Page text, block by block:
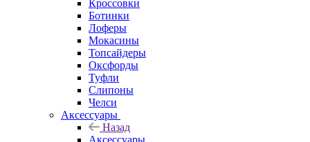
Кроссовки
Ботинки
Лоферы
Мокасины
Топсайдеры
Оксфорды
Туфли
Слипоны
Челси
Аксессуары
Назад
Аксессуары